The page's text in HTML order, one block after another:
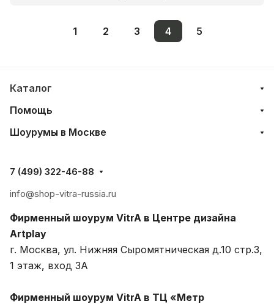
1 2 3 4 5
Каталог
Помощь
Шоурумы в Москве
7 (499) 322-46-88
info@shop-vitra-russia.ru
Фирменный шоурум VitrA в Центре дизайна
Artplay
г. Москва, ул. Нижняя Сыромятническая д.10 стр.3,
1 этаж, вход 3A
Фирменный шоурум VitrA в ТЦ «Метр